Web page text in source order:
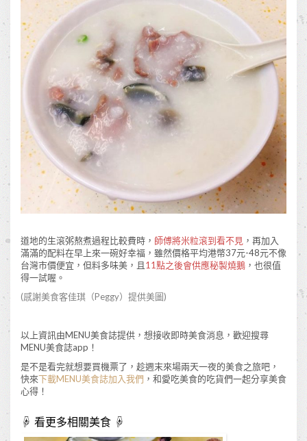
道地的生滾粥熬煮過程比較費時， 師傅將米粒滾到看不見 ，再加入
滿滿的配料在早上來一碗好幸福，雖然價格平均港幣37元-48元不像
台灣市價便宜，但料多味美，且11點之後會供應秘製燒鵝 ，也很值
得一試喔。
(感謝美食客佳琪（Peggy） 提供美圖)
以上資訊由MENU美食誌提供，想接收即時美食消息，歡迎搜尋
MENU美食誌app！
是不是看完就想要買機票了，趁週末來場兩天一夜的美食之旅吧，
快來下載MENU美食誌加入我們 ，和愛吃美食的吃貨們一起分享美食
心得！
☟ 看更多相關美食 ☟